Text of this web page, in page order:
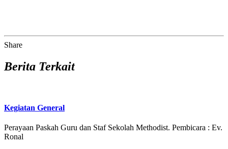
Share
Berita Terkait
Kegiatan General
Perayaan Paskah Guru dan Staf Sekolah Methodist. Pembicara : Ev.
Ronal